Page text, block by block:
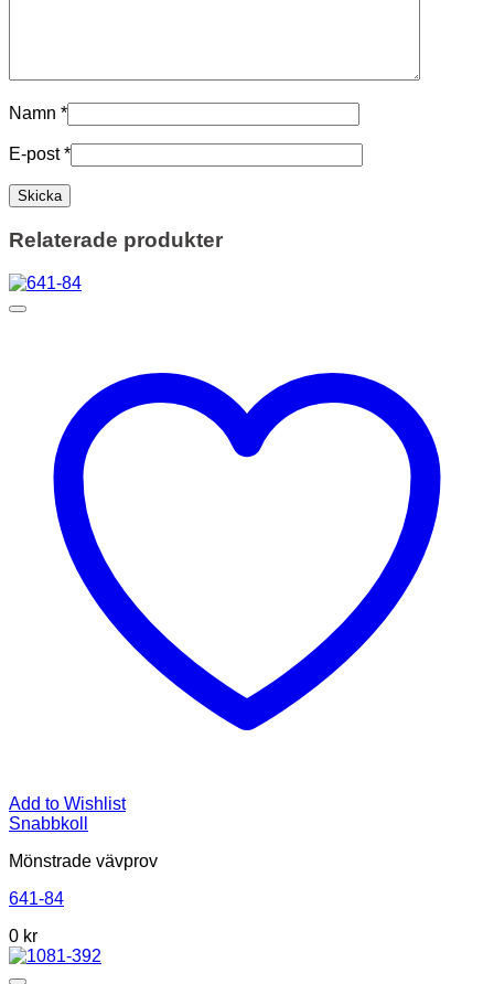
Namn *
E-post*
Relaterade produkter
Add to Wishlist
Snabbkoll
Mönstrade vävprov
641-84
0 kr